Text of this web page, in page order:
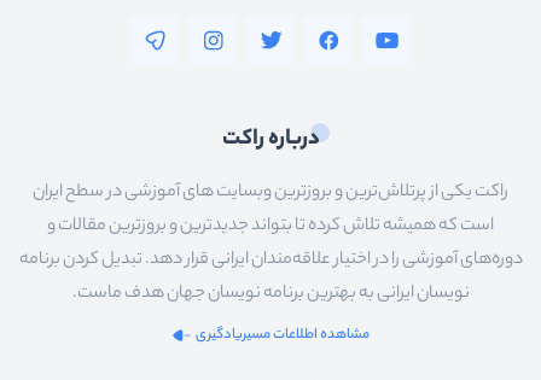
درباره راکت
راکت یکی از پرتلاش‌ترین و بروزترین وبسایت های آموزشی در سطح ایران
است که همیشه تلاش کرده تا بتواند جدیدترین و بروزترین مقالات و
دوره‌های آموزشی را در اختیار علاقه‌مندان ایرانی قرار دهد. تبدیل کردن برنامه
نویسان ایرانی به بهترین برنامه نویسان جهان هدف ماست.
مشاهده اطلاعات مسیریادگیری